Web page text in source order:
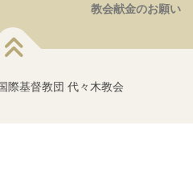
教会献金のお願い
基督教団 代々木教会